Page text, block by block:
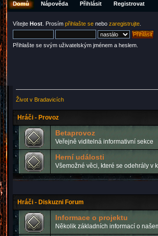
Domů Nápověda Přihlásit Registrovat
Vítejte Host . Prosím přihlašte se nebo zaregistrujte
Přihlašte se svým uživatelským jménem a heslem.
Život v Bradavicích
Hráči - Provoz
Betaprovoz
Veřejně viditelná informativní sekce
Herní události
Všemožné věci, které se odehrály v
Hráči - Diskuzni Forum
Informace o projektu
Několik základních informací o